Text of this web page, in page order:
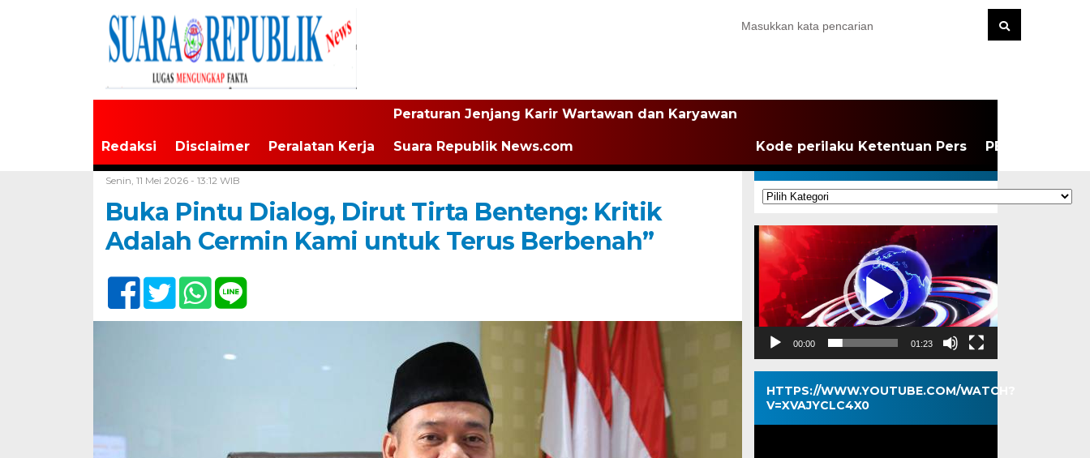
Redaksi Disclaimer Peralatan Kerja
Peraturan Jenjang Karir Wartawan dan Karyawan
Suara Republik News.com Kode perilaku Ketentuan Pers PEDOMAN
Senin, 11 Mei 2026 - 13:12 WIB
Buka Pintu Dialog, Dirut Tirta Benteng: Kritik
Adalah Cermin Kami untuk Terus Berbenah”
KATEGORI
Kategori
Pemutar
Video
00:00 01:23
HTTPS://WWW.YOUTUBE.COM/WATCH?
V=XVAJYCLC4X0
Pemutar